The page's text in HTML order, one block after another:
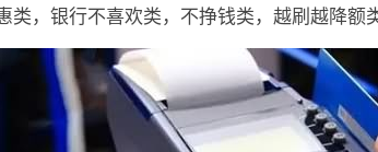
类，银行不喜欢类，不挣钱类，越刷越降额